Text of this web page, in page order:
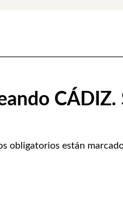
obligatorios están